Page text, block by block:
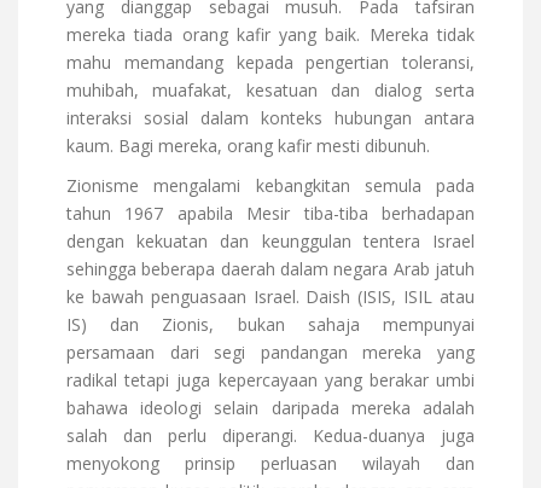
yang dianggap sebagai musuh. Pada tafsiran
mereka tiada orang kafir yang baik. Mereka tidak
mahu memandang kepada pengertian toleransi,
muhibah, muafakat, kesatuan dan dialog serta
interaksi sosial dalam konteks hubungan antara
kaum. Bagi mereka, orang kafir mesti dibunuh.
Zionisme mengalami kebangkitan semula pada
tahun 1967 apabila Mesir tiba-tiba berhadapan
dengan kekuatan dan keunggulan tentera Israel
sehingga beberapa daerah dalam negara Arab jatuh
ke bawah penguasaan Israel. Daish (ISIS, ISIL atau
IS) dan Zionis, bukan sahaja mempunyai
persamaan dari segi pandangan mereka yang
radikal tetapi juga kepercayaan yang berakar umbi
bahawa ideologi selain daripada mereka adalah
salah dan perlu diperangi. Kedua-duanya juga
menyokong prinsip perluasan wilayah dan